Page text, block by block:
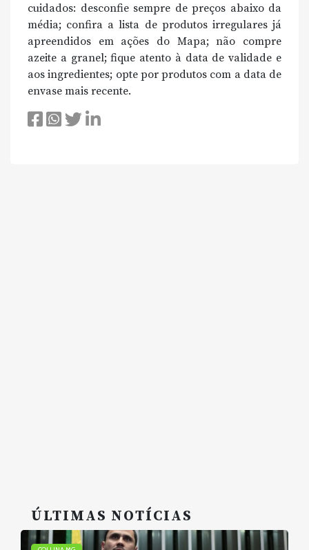
cuidados: desconfie sempre de preços abaixo da
média; confira a lista de produtos irregulares já
apreendidos em ações do Mapa; não compre
azeite a granel; fique atento à data de validade e
aos ingredientes; opte por produtos com a data de
envase mais recente.
ÚLTIMAS NOTÍCIAS